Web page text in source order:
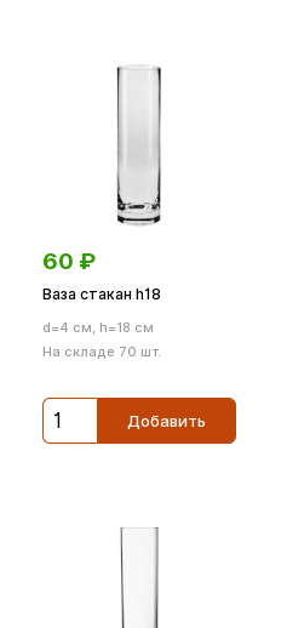
60 ₽
Ваза стакан h18
d=4 см, h=18 см
На складе 70 шт.
Добавить